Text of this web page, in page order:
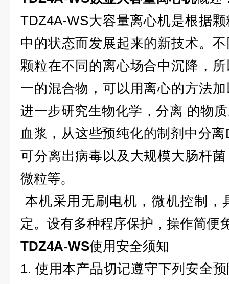
TDZ4A-WS大容量离心机是根据
中的状态而发展起来的新技术。
颗粒在不同的离心场合中沉降，
一的混合物，可以用离心的方法
进一步研究生物化学，分离 的物
血浆，从这些预纯化的制剂中分
可分离出病毒以及大规模大肠杆
微粒等。
本机采用无刷电机，微机控制，
定。设有多种程序保护，操作简便
TDZ4A-WS使用安全须知
1. 使用本产品切记遵守下列安全